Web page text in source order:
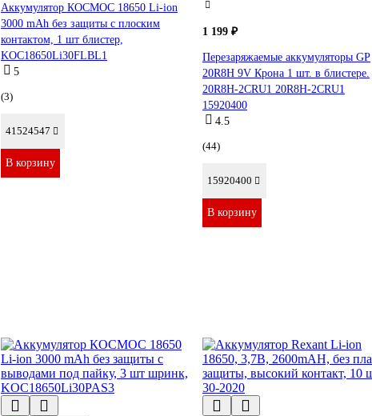
Аккумулятор КОСМОС 18650 Li-ion
3000 mAh без защиты с плоским
контактом, 1 шт блистер,
KOC18650Li30FLBL1
5
(3)
41524547
В корзину
1 199 ₽
Перезаряжаемые аккумуляторы GP
20R8H 9V Крона 1 шт. в блистере.
20R8H-2CRU1 20R8H-2CRU1
15920400
4.5
(44)
15920400
В корзину